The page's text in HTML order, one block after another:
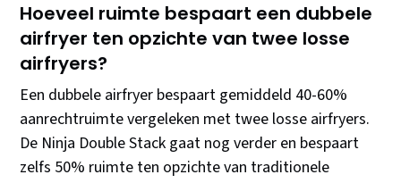
Hoeveel ruimte bespaart een dubbele
airfryer ten opzichte van twee losse
airfryers?
Een dubbele airfryer bespaart gemiddeld 40-60%
aanrechtruimte vergeleken met twee losse airfryers.
De Ninja Double Stack gaat nog verder en bespaart
zelfs 50% ruimte ten opzichte van traditionele